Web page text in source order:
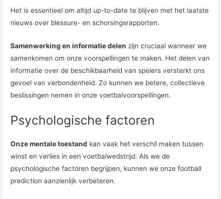
Het is essentieel om altijd up-to-date te blijven met het laatste
nieuws over blessure- en schorsingsrapporten.
Samenwerking en informatie delen zijn cruciaal wanneer we
samenkomen om onze voorspellingen te maken. Het delen van
informatie over de beschikbaarheid van spelers versterkt ons
gevoel van verbondenheid. Zo kunnen we betere, collectieve
beslissingen nemen in onze voetbalvoorspellingen.
Psychologische factoren
Onze mentale toestand kan vaak het verschil maken tussen
winst en verlies in een voetbalwedstrijd. Als we de
psychologische factoren begrijpen, kunnen we onze football
prediction aanzienlijk verbeteren.